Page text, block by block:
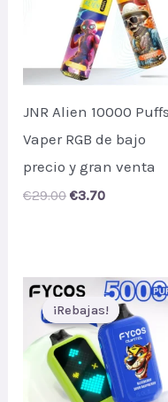
JNR Alien 10000 Puffs
Vaper RGB de bajo
precio y gran venta
€29.00 Original
€3.70Current
¡Rebajas!
¡Rebajas!